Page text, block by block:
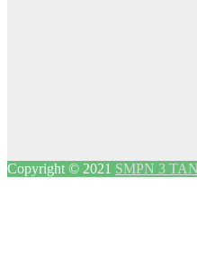
Copyright © 2021 SMPN 3